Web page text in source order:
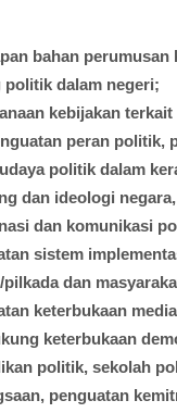
bahan perumusan
politik dalam negeri;
kebijakan terkait
peran politik,
politik dalam
dan ideologi negara,
dan komunikasi
sistem
/pilkadadan
keterbukaan
keterbukaan
politik, sekolah
, penguatan